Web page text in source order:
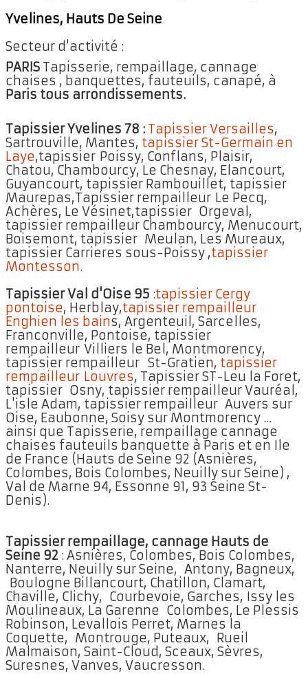
Yvelines, Hauts De Seine
Secteur d'activité :
PARIS Tapisserie, rempaillage, cannage
chaises , banquettes, fauteuils, canapé, à
Paris tous arrondissements.
Tapissier Yvelines 78 : Tapissier Versailles,
Sartrouville, Mantes, tapissier St-Germain en
Laye,tapissier Poissy, Conflans, Plaisir,
Chatou, Chambourcy, Le Chesnay, Elancourt,
Guyancourt, tapissier Rambouillet, tapissier
Maurepas,Tapissier rempailleur Le Pecq,
Achères, Le Vésinet,tapissier Orgeval,
tapissier rempailleur Chambourcy, Menucourt,
Boisemont, tapissier Meulan, Les Mureaux,
tapissier Carrieres sous-Poissy ,tapissier
Montesson.
Tapissier Val d'Oise 95 :tapissier Cergy
pontoise, Herblay,tapissier rempailleur
Enghien les bains, Argenteuil, Sarcelles,
Franconville, Pontoise, tapissier
rempailleur Villiers le Bel, Montmorency,
tapissier rempailleur St-Gratien, tapissier
rempailleur Louvres, Tapissier ST-Leu la Foret,
tapissier Osny, tapissier rempailleur Vauréal,
L'isle Adam, tapissier rempailleur Auvers sur
Oise, Eaubonne, Soisy sur Montmorency ...
ainsi que Tapisserie, rempaillage cannage
chaises fauteuils banquette à Paris et en Ile
de France (Hauts de Seine 92 (Asnières,
Colombes, Bois Colombes, Neuilly sur Seine) ,
Val de Marne 94, Essonne 91, 93 Seine St-
Denis).
Tapissier rempaillage, cannage Hauts de
Seine 92 : Asnières, Colombes, Bois Colombes,
Nanterre, Neuilly sur Seine, Antony, Bagneux,
Boulogne Billancourt, Chatillon, Clamart,
Chaville, Clichy, Courbevoie, Garches, Issy les
Moulineaux, La Garenne Colombes, Le Plessis
Robinson, Levallois Perret, Marnes la
Coquette, Montrouge, Puteaux, Rueil
Malmaison, Saint-Cloud, Sceaux, Sèvres,
Suresnes, Vanves, Vaucresson.